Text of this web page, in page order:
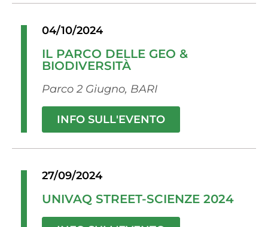
04/10/2024
IL PARCO DELLE GEO &
BIODIVERSITÀ
Parco 2 Giugno, BARI
INFO SULL'EVENTO
27/09/2024
UNIVAQ STREET-SCIENZE 2024